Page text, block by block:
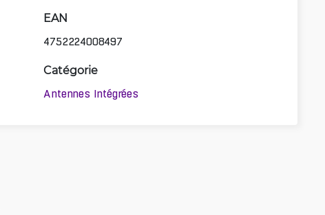
EAN
4752224008497
Catégorie
Antennes Intégrées